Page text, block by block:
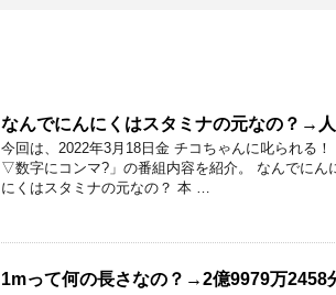
なんでにんにくはスタミナの元なの？→
今回は、2022年3月18日金 チコちゃんに叱られる
▽数字にコンマ?」の番組内容を紹介。 なんでにん
にくはスタミナの元なの？ 本 …
1mって何の長さなの？→2億9979万2458